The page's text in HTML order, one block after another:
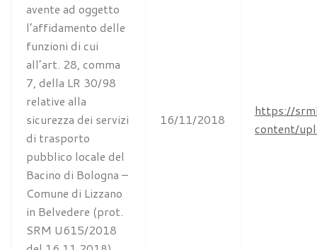
avente ad oggetto
l’affidamento delle
funzioni di cui
all’art. 28, comma
7, della LR 30/98
relative alla
sicurezza dei servizi
di trasporto
pubblico locale del
Bacino di Bologna –
Comune di Lizzano
in Belvedere (prot.
SRM U615/2018
16/11/2018
https://
content/